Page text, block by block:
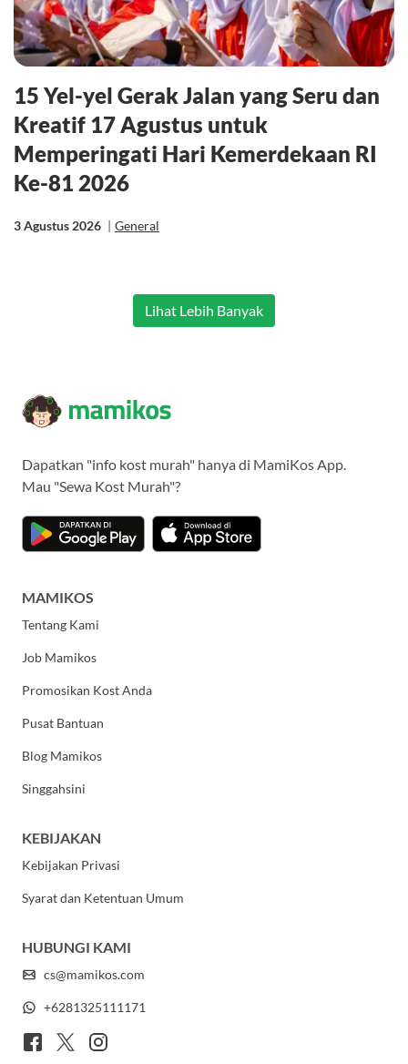
15 Yel-yel Gerak Jalan yang Seru dan
Kreatif 17 Agustus untuk
Memperingati Hari Kemerdekaan RI
Ke-81 2026
3 Agustus 2026 | General
Lihat Lebih Banyak
Dapatkan "info kost murah" hanya di MamiKos App.
Mau "Sewa Kost Murah"?
MAMIKOS
Tentang Kami
Job Mamikos
Promosikan Kost Anda
Pusat Bantuan
Blog Mamikos
Singgahsini
KEBIJAKAN
Kebijakan Privasi
Syarat dan Ketentuan Umum
HUBUNGI KAMI
cs@mamikos.com
+6281325111171